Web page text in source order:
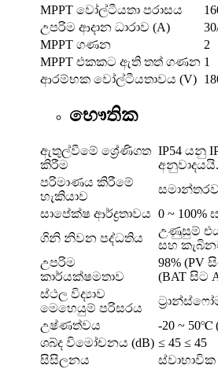
MPPT වෝල්ටීයතා පරාසය
උපරිම ආදාන ධාරාව (A)
MPPT ගණන
2
MPPT එකකට ඇති තත් ගණන 1
ආරම්භක වෝල්ටීයතාවය (V)
භෞතික
ඇතුල්වීමේ ශ්‍රේණිගත
කිරීම
IP54 යනු
අනුවාදයයි.
පරිමාණය කිරීමේ
හැකියාව
සාපේක්ෂ ආර්ද්‍රතාවය 0 ~
ගිනි නිවන පද්ධතිය
උණුසුම්
සහ
උපරිම
කාර්යක්ෂමතාව
98% (PV
(BAT සිට
ස්ථල විද්‍යාව
මෙහෙයුම් පරිසරය
උෂ්ණත්වය
-20 ~ 50℃
ශබ්ද විමෝචනය (dB) ≤ 45 ≤ 45
සිසිලනය